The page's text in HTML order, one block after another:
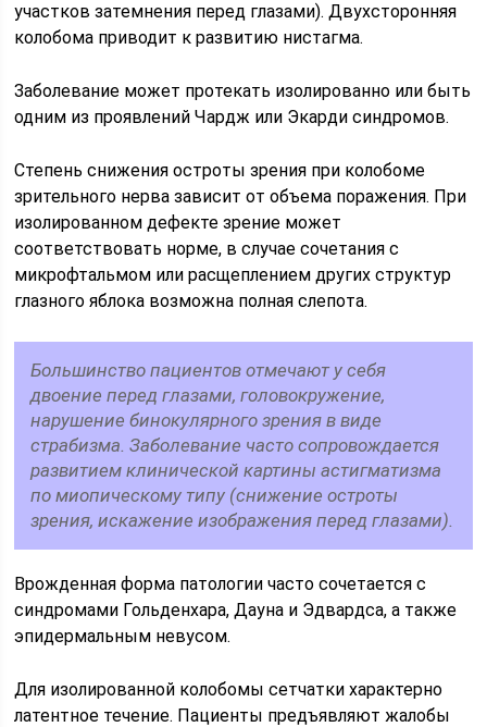
участков затемнения перед глазами). Двухсторонняя
колобома приводит к развитию нистагма.
Заболевание может протекать изолированно или быть
одним из проявлений Чардж или Экарди синдромов.
Степень снижения остроты зрения при колобоме
зрительного нерва зависит от объема поражения. При
изолированном дефекте зрение может
соответствовать норме, в случае сочетания с
микрофтальмом или расщеплением других структур
глазного яблока возможна полная слепота.
Большинство пациентов отмечают у себя
двоение перед глазами, головокружение,
нарушение бинокулярного зрения в виде
страбизма. Заболевание часто сопровождается
развитием клинической картины астигматизма
по миопическому типу (снижение остроты
зрения, искажение изображения перед глазами).
Врожденная форма патологии часто сочетается с
синдромами Гольденхара, Дауна и Эдвардса, а также
эпидермальным невусом.
Для изолированной колобомы сетчатки характерно
латентное течение. Пациенты предъявляют жалобы